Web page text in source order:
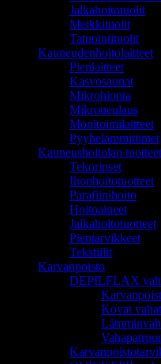
Jalkahoitotuolit
Meikkituolit
Tatuointituolit
Kauneudenhoitolaitteet
Pienlaitteet
Kasvosaunat
Mikrohionta
Mikroneulaus
Monitoimilaitteet
Pyyhelämmittimet
Kauneushoitolan tuotteet
Tekoripset
Ihonhoitotuotteet
Parafiinihoito
Hoitoaineet
Jalkahoitotuotteet
Pientarvikkeet
Tekstiilit
Karvanpoisto
DEPILFLAX
Kovat vahat